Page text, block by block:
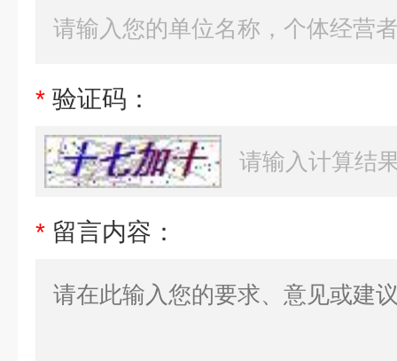
* 验证码：
* 留言内容：